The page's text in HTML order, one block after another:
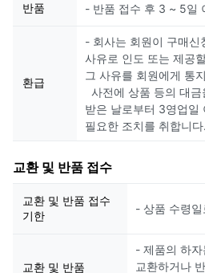
반품 - 반품 접수 후 3 ~ 5일
환급
- 회사는 회원이 구매신
사유로 인도 또는 제공
그 사유를 회원에게 통
사전에 상품 등의 대
받은 날로부터 3영업일
필요한 조치를 취합니다.
교환 및 반품 접수
교환 및 반품 접수
기한
- 상품 수령
교환 및 반품
- 제품의 하
교환하거나